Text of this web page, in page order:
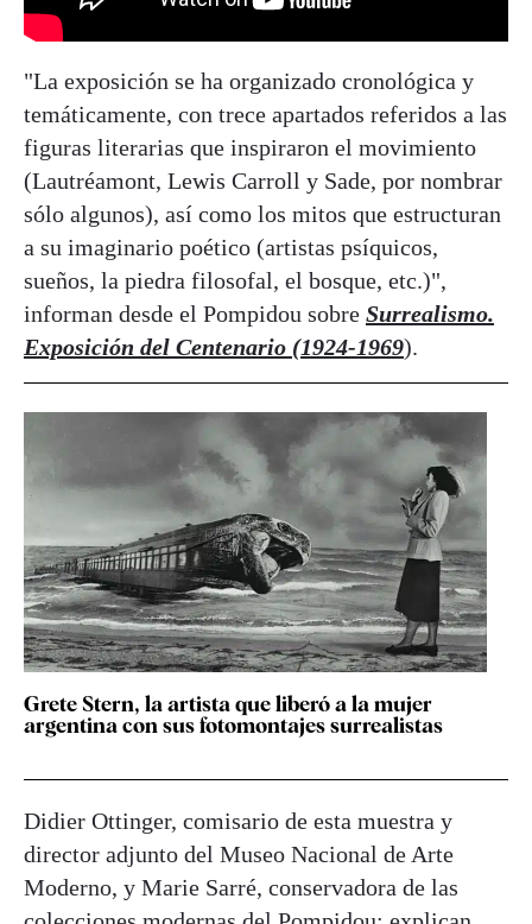
"La exposición se ha organizado cronológica y
temáticamente, con trece apartados referidos a las
figuras literarias que inspiraron el movimiento
(Lautréamont, Lewis Carroll y Sade, por nombrar
sólo algunos), así como los mitos que estructuran
a su imaginario poético (artistas psíquicos,
sueños, la piedra filosofal, el bosque, etc.)",
informan desde el Pompidou sobre Surrealismo.
Exposición del Centenario (1924-1969).
Grete Stern, la artista que liberó a la mujer
argentina con sus fotomontajes surrealistas
Didier Ottinger, comisario de esta muestra y
director adjunto del Museo Nacional de Arte
Moderno, y Marie Sarré, conservadora de las